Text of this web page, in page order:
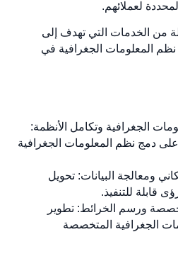
لعملائهم.
من الخدمات التي تهدف إلى
المعلومات الجغرافية في
الجغرافية وتكامل الأنظمة:
دمج نظم المعلومات الجغرافية
ومعالجة البيانات: تحويل
قابلة للتنفيذ.
ورسم الخرائط: تطوير
الجغرافية المتخصصة